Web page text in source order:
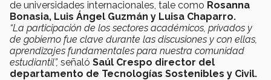
de universidades internacionales, tale como Rosanna
Bonasia, Luis Ángel Guzmán y Luisa Chaparro.
“La participación de los sectores académicos, privados y
de gobierno fue clave durante las discusiones y con ellas,
aprendizajes fundamentales para nuestra comunidad
estudiantil”, señaló Saúl Crespo director del
departamento de Tecnologías Sostenibles y Civil.